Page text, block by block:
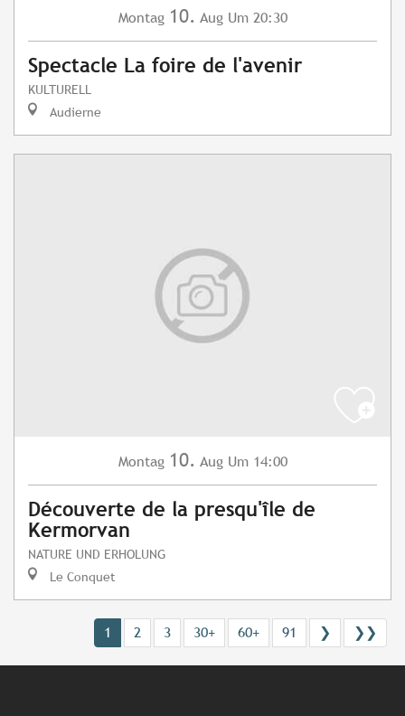
Montag 10. Aug Um 20:30
Spectacle La foire de l'avenir
KULTURELL
Audierne
Montag 10. Aug Um 14:00
Découverte de la presqu'île de
Kermorvan
NATURE UND ERHOLUNG
Le Conquet
1 2 3 30+ 60+ 91 ❯ ❯❯